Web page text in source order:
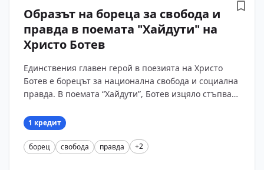
Oбразът на бореца за свобода и
правда в поемата "Хайдути" на
Христо Ботев
Единствения главен герой в поезията на Христо
Ботев е борецът за национална свобода и социална
правда. В поемата “Хайдути”, Ботев изцяло стъпва
1 кредит
борец свобода правда +2